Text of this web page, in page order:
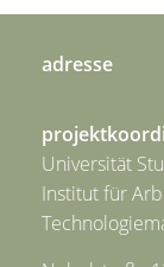
adresse
Universität
Institut für